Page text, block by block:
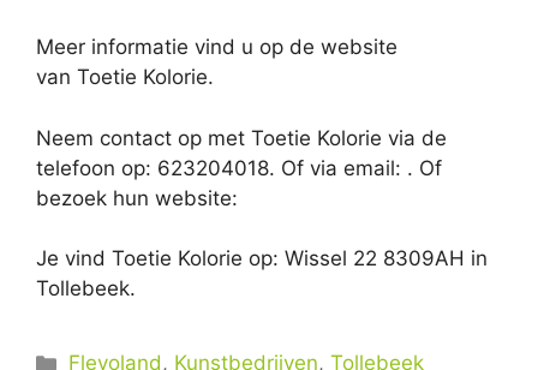
Meer informatie vind u op de website
van Toetie Kolorie.
Neem contact op met Toetie Kolorie via de
telefoon op: 623204018. Of via email: . Of
bezoek hun website:
Je vind Toetie Kolorie op: Wissel 22 8309AH in
Tollebeek.
Categorieën
Flevoland, Kunstbedrijven,Tollebeek